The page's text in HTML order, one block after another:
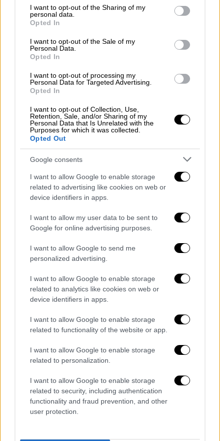
not limited to your visit or usage behaviour. You may click to
grant or deny consent to Google and its third-party tags to
use your data for below specified purposes in below Google
consent section.
I want to opt-out of the Sharing of my
personal data.
Opted In
I want to opt-out of the Sale of my
Personal Data.
Opted In
I want to opt-out of processing my
Personal Data for Targeted Advertising.
Opted In
I want to opt-out of Collection, Use,
Retention, Sale, and/or Sharing of my
Personal Data that Is Unrelated with the
Purposes for which it was collected.
Opted Out
Google consents
I want to allow Google to enable storage
related to advertising like cookies on web or
device identifiers in apps.
I want to allow my user data to be sent to
Google for online advertising purposes.
I want to allow Google to send me
personalized advertising.
I want to allow Google to enable storage
related to analytics like cookies on web or
device identifiers in apps.
I want to allow Google to enable storage
related to functionality of the website or app.
I want to allow Google to enable storage
related to personalization.
I want to allow Google to enable storage
related to security, including authentication
functionality and fraud prevention, and other
user protection.
Κυβέρνηση: «Όχι» σε lockdown,
αυξημένο testing και rapid με... έξοδα
Ελλάδα|20.12.2021 14:57
Ανησυχία από την έξαρση των
επιθέσεων σε ανήλικους στο κέντρο
της Αθήνας - Δύο περιστατικά μόνο
την Κυριακή
Ελλάδα|20.12.2021 14:55
Συνεδριάζει η επιτροπή των ειδικών
για νέα μέτρα – Τι είπε ο Σωτήρης
Τσιόδρας
Η αναμνηστική δόση πιθανόν προστατεύει
Ο τίτλος των αντισωμάτων μετά από εννιά
μήνες πέφτει περίπου στο 50% σε σύγκριση
με το εξάμηνο. Την ίδια ώρα η χορήγηση της
booster (τρίτης) δόσης εμβολίου αύξησε
περίπου 23 φορές τον τίτλο αντισωμάτων
σε σχέση το εξάμηνο και 47 φορές σε σχέση
με το ενιάμηνο. «Αυτό που συμπεραίνουμε
είναι ότι είναι σημαντικό να κάνουν όλοι την
δόση άμεσα.Μια τρίτη δόση του
εμβολίου Pfizer–BioNTech mRNA COVID-19
σε εργαζόμενους στον τομέα της υγείας
στην Ελλάδα που χορηγήθηκε 9 μήνες μετά
τη δεύτερη δόση